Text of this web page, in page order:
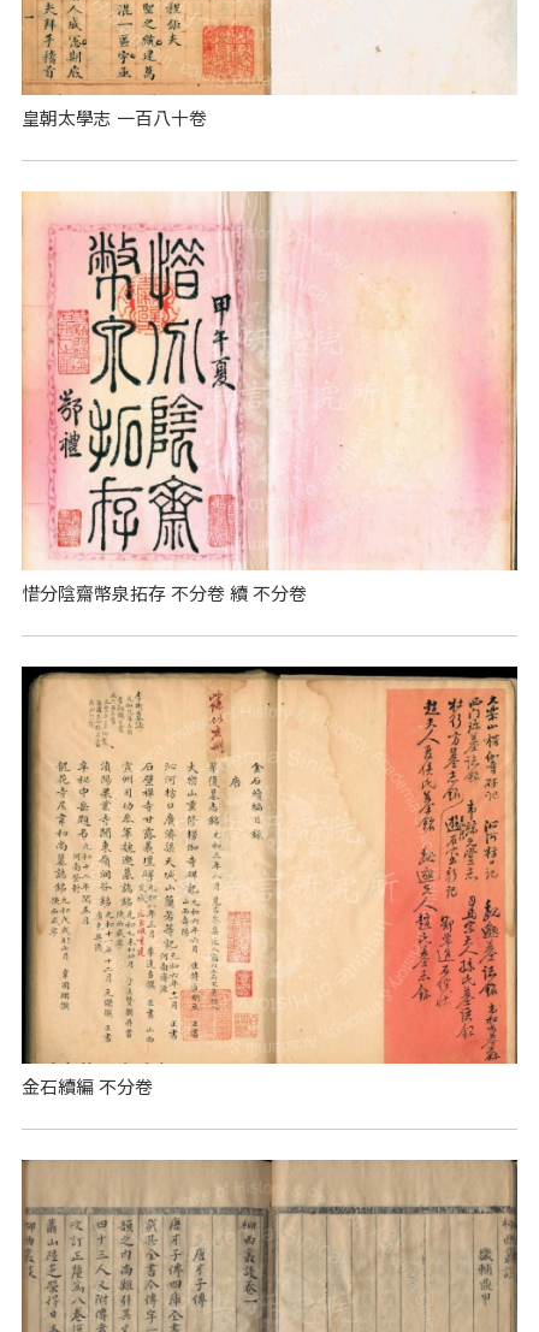
皇朝太學志 一百八十卷
惜分陰齋幣泉拓存 不分卷 續 不分卷
金石續編 不分卷